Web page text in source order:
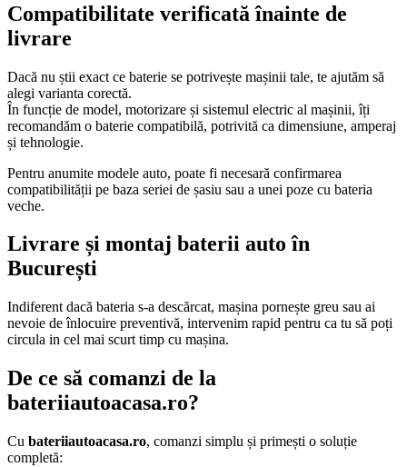
Compatibilitate verificată înainte de
livrare
Dacă nu știi exact ce baterie se potrivește mașinii tale, te ajutăm să
alegi varianta corectă.
În funcție de model, motorizare și sistemul electric al mașinii, îți
recomandăm o baterie compatibilă, potrivită ca dimensiune, amperaj
și tehnologie.
Pentru anumite modele auto, poate fi necesară confirmarea
compatibilității pe baza seriei de șasiu sau a unei poze cu bateria
veche.
Livrare și montaj baterii auto în
București
Indiferent dacă bateria s-a descărcat, mașina pornește greu sau ai
nevoie de înlocuire preventivă, intervenim rapid pentru ca tu să poți
circula in cel mai scurt timp cu mașina.
De ce să comanzi de la
bateriiautoacasa.ro?
Cu bateriiautoacasa.ro, comanzi simplu și primești o soluție
completă: